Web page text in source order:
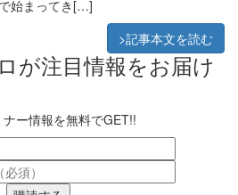
始まってき[…]
>記事本文を読む